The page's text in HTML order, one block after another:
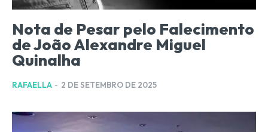
Nota de Pesar pelo Falecimento
de João Alexandre Miguel
Quinalha
RAFAELLA - 2 DE SETEMBRO DE 2025